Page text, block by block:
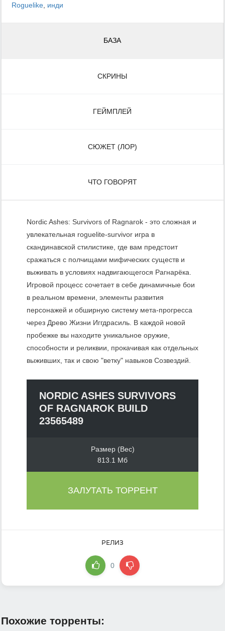
Roguelike, инди
БАЗА
СКРИНЫ
ГЕЙМПЛЕЙ
СЮЖЕТ (ЛОР)
ЧТО ГОВОРЯТ
Nordic Ashes: Survivors of Ragnarok - это сложная и
увлекательная roguelite-survivor игра в
скандинавской стилистике, где вам предстоит
сражаться с полчищами мифических существ и
выживать в условиях надвигающегося Рагнарёка.
Игровой процесс сочетает в себе динамичные бои
в реальном времени, элементы развития
персонажей и обширную систему мета-прогресса
через Древо Жизни Иггдрасиль. В каждой новой
пробежке вы находите уникальное оружие,
способности и реликвии, прокачивая как отдельных
выживших, так и свою "ветку" навыков Созвездий.
NORDIC ASHES SURVIVORS
OF RAGNAROK BUILD
23565489
Размер (Вес)
813.1 Мб
ЗАЛУТАТЬ ТОРРЕНТ
РЕЛИЗ
0
Похожие торренты: